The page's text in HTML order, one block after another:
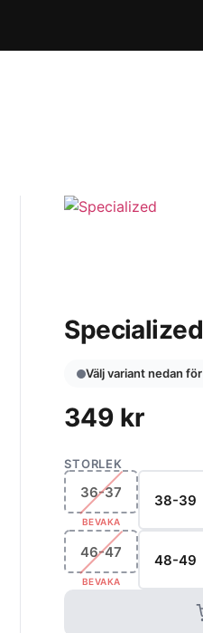
Välj variant nedan
349 kr
STORLEK
36-37
BEVAKA
38-39
46-47
BEVAKA
48-49